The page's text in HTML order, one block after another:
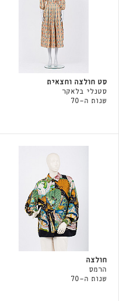
סט חולצה וחצאית
סטנלי בלאקר
שנות ה-70
חולצה
הרמס
שנות ה-70